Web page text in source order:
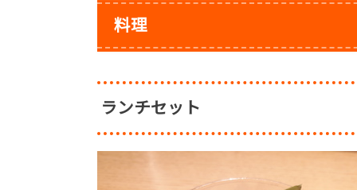
料理
ランチセット